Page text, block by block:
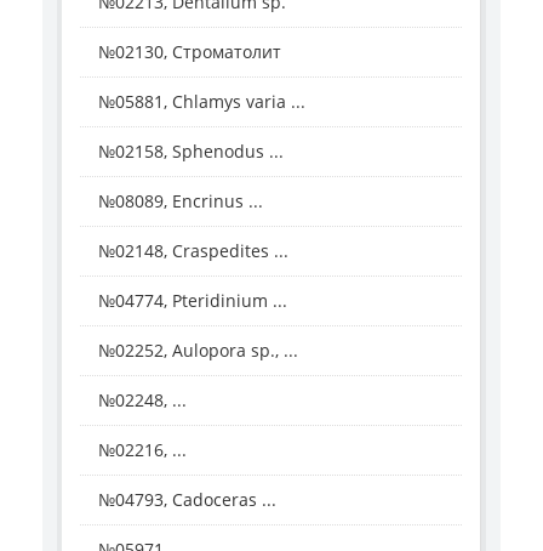
№02130, Строматолит
№05881, Chlamys varia ...
№02158, Sphenodus ...
№08089, Encrinus ...
№02148, Craspedites ...
№04774, Pteridinium ...
№02252, Aulopora sp., ...
№02248, ...
№02216, ...
№04793, Cadoceras ...